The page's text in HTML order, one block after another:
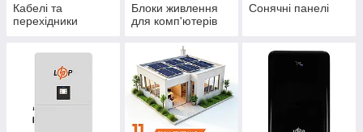
Кабелі та
перехідники
Блоки живлення
для комп'ютерів
Сонячні панелі